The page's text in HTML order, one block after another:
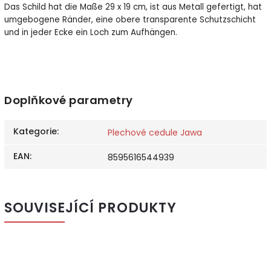
Das Schild hat die Maße 29 x 19 cm, ist aus Metall gefertigt, hat
umgebogene Ränder, eine obere transparente Schutzschicht
und in jeder Ecke ein Loch zum Aufhängen.
Doplňkové parametry
Kategorie:
Plechové cedule Jawa
EAN: 8595616544939
SOUVISEJÍCÍ PRODUKTY